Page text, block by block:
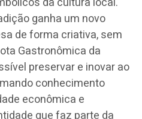
ganha um novo
de forma criativa, sem
Gastronômica da
preservar e inovar ao
conhecimento
econômica e
que faz parte da